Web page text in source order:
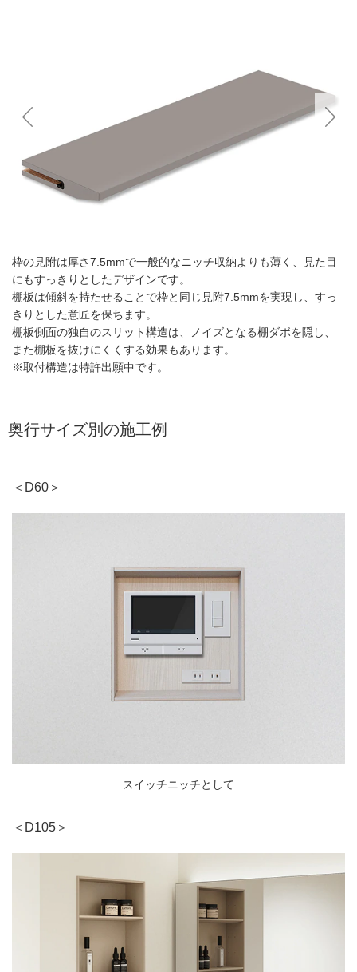
枠の見附は厚さ7.5mmで一般的なニッチ収納よりも薄く、見た目
にもすっきりとしたデザインです。
棚板は傾斜を持たせることで枠と同じ見附7.5mmを実現し、すっ
きりとした意匠を保ちます。
棚板側面の独自のスリット構造は、ノイズとなる棚ダボを隠し、
また棚板を抜けにくくする効果もあります。
※取付構造は特許出願中です。
奥行サイズ別の施工例
＜D60＞
スイッチニッチとして
＜D105＞